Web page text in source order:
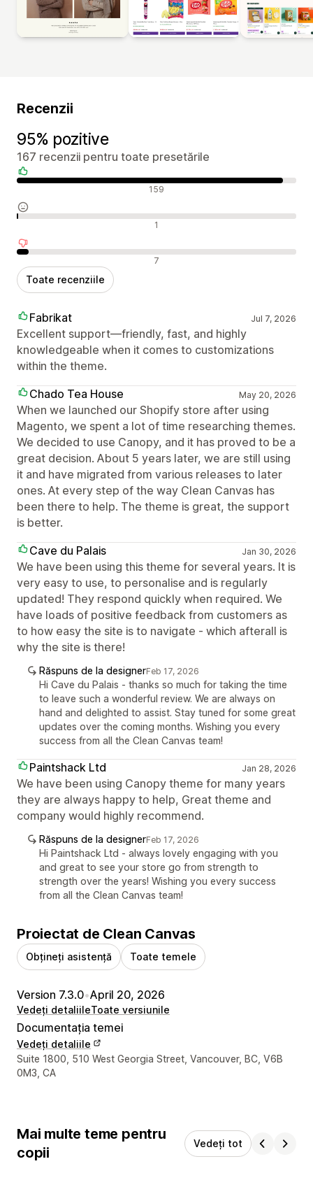
Recenzii
95% pozitive
167 recenzii pentru toate presetările
Recenzii pozitive 159
Recenzii neutre 1
Recenzii negative 7
Toate recenziile
Fabrikat Jul 7, 2026
Excellent support—friendly, fast, and highly
knowledgeable when it comes to customizations
within the theme.
Chado Tea House
May 20, 2026
When we launched our Shopify store after using
Magento, we spent a lot of time researching themes.
We decided to use Canopy, and it has proved to be a
great decision. About 5 years later, we are still using
it and have migrated from various releases to later
ones. At every step of the way Clean Canvas has
been there to help. The theme is great, the support
is better.
Cave du Palais
Jan 30, 2026
We have been using this theme for several years. It is
very easy to use, to personalise and is regularly
updated! They respond quickly when required. We
have loads of positive feedback from customers as
to how easy the site is to navigate - which afterall is
why the site is there!
Răspuns de la designerFeb 17, 2026
Hi Cave du Palais - thanks so much for taking the time
to leave such a wonderful review. We are always on
hand and delighted to assist. Stay tuned for some great
updates over the coming months. Wishing you every
success from all the Clean Canvas team!
Paintshack Ltd Jan 28, 2026
We have been using Canopy theme for many years
they are always happy to help, Great theme and
company would highly recommend.
Răspuns de la designerFeb 17, 2026
Hi Paintshack Ltd - always lovely engaging with you
and great to see your store go from strength to
strength over the years! Wishing you every success
from all the Clean Canvas team!
Proiectat de Clean Canvas
Obțineți asistență Toate temele
Version 7.3.0•April 20, 2026
Vedeți detaliileToate versiunile
Documentația temei
Vedeți detaliile
Detaliile de contact ale designerului
Suite 1800, 510 West Georgia Street, Vancouver, BC, V6B
0M3, CA
Mai multe teme pentru
copii
Vedeți tot